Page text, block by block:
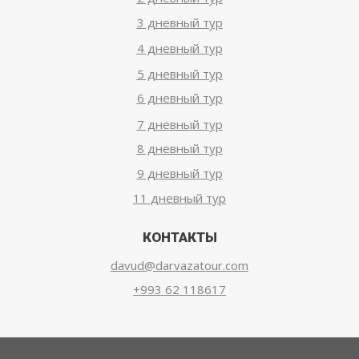
3 дневный тур
4 дневный тур
5 дневный тур
6 дневный тур
7 дневный тур
8 дневный тур
9 дневный тур
11 дневный тур
КОНТАКТЫ
davud@darvazatour.com
+993 62 118617